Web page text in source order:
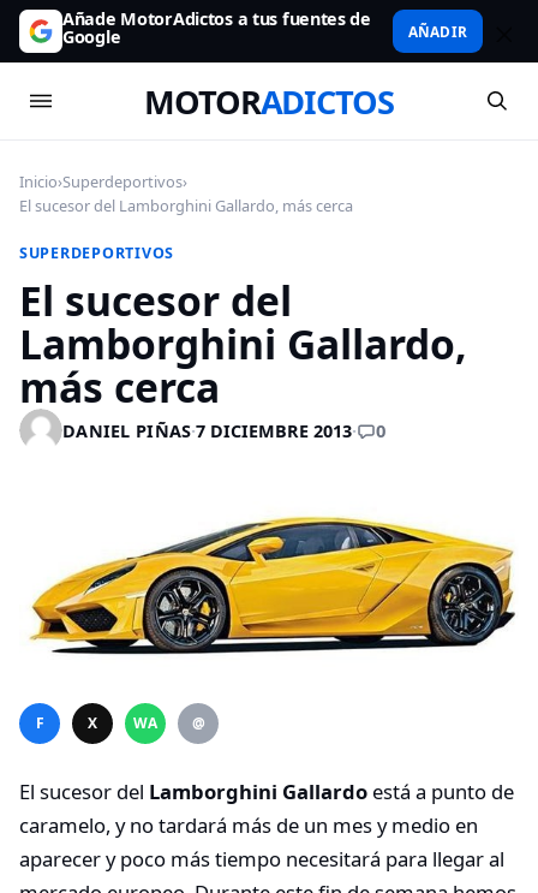
Añade MotorAdictos a tus fuentes de
Google AÑADIR
MOTORADICTOS
Inicio›Superdeportivos›
El sucesor del Lamborghini Gallardo, más cerca
SUPERDEPORTIVOS
El sucesor del
Lamborghini Gallardo,
más cerca
DANIEL PIÑAS·7 DICIEMBRE 2013· 0
F X WA @
El sucesor del Lamborghini Gallardo está a punto de
caramelo, y no tardará más de un mes y medio en
aparecer y poco más tiempo necesitará para llegar al